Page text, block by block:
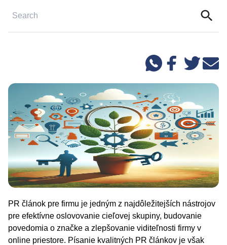
PR článok pre firmu je jedným z najdôležitejších nástrojov
pre efektívne oslovovanie cieľovej skupiny, budovanie
povedomia o značke a zlepšovanie viditeľnosti firmy v
online priestore. Písanie kvalitných PR článkov je však